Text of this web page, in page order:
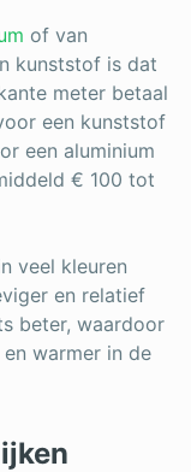
of van
kunststof is dat
meter betaal
een kunststof
een aluminium
€ 100 tot
veel kleuren
en relatief
beter, waardoor
warmer in de